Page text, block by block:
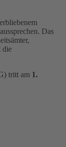
Das
die
tritt am 1.